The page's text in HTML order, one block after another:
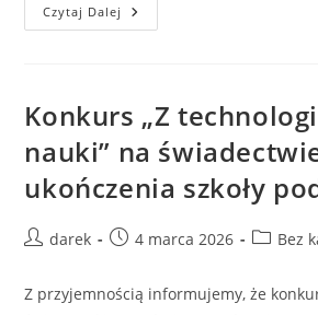
Czytaj Dalej Nasz
Udział
Liceum
Ogólnokształcącym
Im.
Bolesława
Prusa
Konkurs „Z
nauki” na
ukończenia szkoły
Postdarek
Post4 marca 2026
PostBez
Z przyjemnością informujemy, że